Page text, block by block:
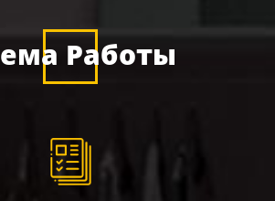
Работы